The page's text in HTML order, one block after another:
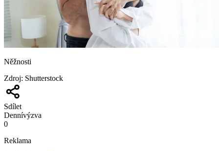
Něžnosti
Zdroj: Shutterstock
Sdílet
Dennívýzva
0
Reklama